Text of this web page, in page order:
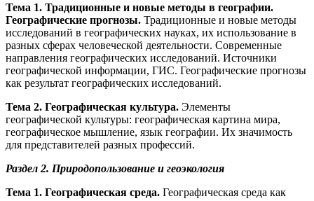
Тема 1. Традиционные и новые методы в географии.
Географические прогнозы. Традиционные и новые методы
исследований в географических науках, их использование в
разных сферах человеческой деятельности. Современные
направления географических исследований. Источники
географической информации, ГИС. Географические прогнозы
как результат географических исследований.
Тема 2. Географическая культура. Элементы
географической культуры: географическая картина мира,
географическое мышление, язык географии. Их значимость
для представителей разных профессий.
Раздел 2. Природопользование и геоэкология
Тема 1. Географическая среда. Географическая среда как